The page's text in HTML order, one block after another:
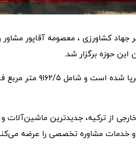
جهاد کشاورزی ، معصومه آقاپور
این حوزه برگزار شد.
و یک شرکت خارجی از ترکیه،
و خدمات مشاوره تخصصی را عرضه